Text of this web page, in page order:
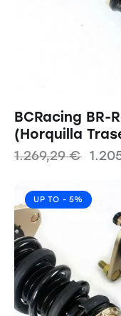
BCRacing BR-
(Horquilla
1.269,29€
UP TO - 5%